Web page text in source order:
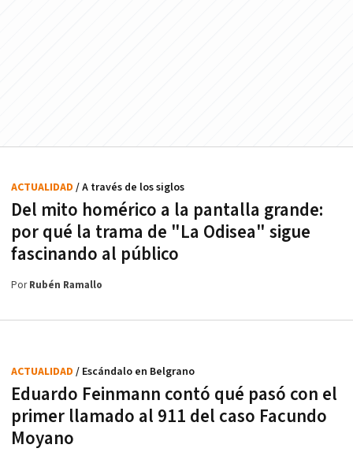
Del mito homérico a la pantalla grande:
por qué la trama de "La Odisea" sigue
fascinando al público
ACTUALIDAD / A través de los siglos
PorRubén Ramallo
Eduardo Feinmann contó qué pasó con el
primer llamado al 911 del caso Facundo
Moyano
ACTUALIDAD / Escándalo en Belgrano